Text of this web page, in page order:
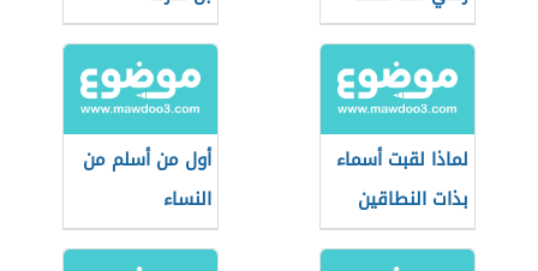
لماذا لقبت أسماء
بذات النطاقين
أول من أسلم من
النساء